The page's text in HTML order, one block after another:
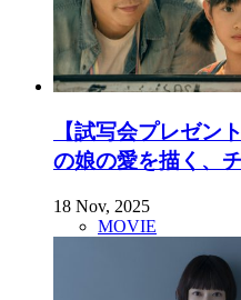
【試写会プレゼン
の娘の愛を描く、
18 Nov, 2025
MOVIE